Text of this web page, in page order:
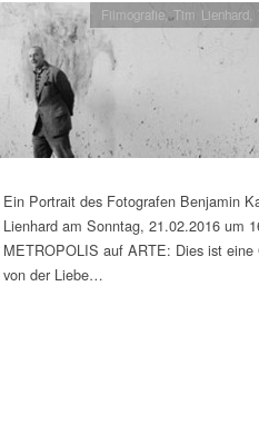
Filmografie,Tim Lienhard,
Ein Portrait des Fotografen Benjamin
Lienhard am Sonntag, 21.02.2016 um
METROPOLIS auf ARTE: Dies ist eine
von der Liebe…